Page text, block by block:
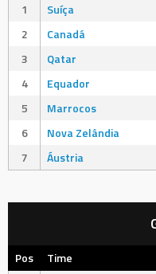
1
Suíça
2
Canadá
3
Qatar
4
Equador
5
Marrocos
6
Nova Zelândia
7
Áustria
Pos Time